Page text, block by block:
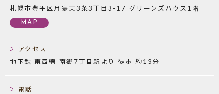
札幌市豊平区月寒東3条3丁目3-17 グリーンズハウス1階
MAP
アクセス
地下鉄 東西線 南郷7丁目駅より 徒歩 約13分
電話